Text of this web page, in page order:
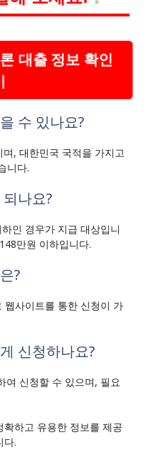
대출 정보 확인
수 있나요?
, 대한민국 국적을 가지고
니다.
나요?
인 경우가 지급 대상입니
만원 이하입니다.
?
웹사이트를 통한 신청이 가
신청하나요?
여 신청할 수 있으며, 필요
하고 유용한 정보를 제공
다.